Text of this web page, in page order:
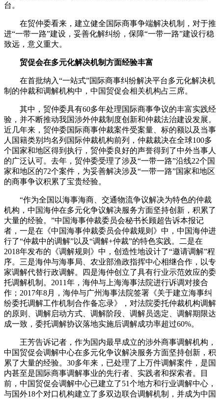
台。
在贸仲委看来，建立健全国际商事争端解决机制，对于推
进“一带一路”建设，妥善化解纠纷，保障“一带一路”建设行稳
致远，意义重大。
贸促会在多元化解决机制方面经验丰富
在首批纳入“一站式”国际商事纠纷解决平台多元化解决机
制的仲裁和调解机构中，中国贸促会相关机构占三席。
其中，贸仲委具有60多年处理国际商事争议的丰富实践经
验，并不断推动我国涉外仲裁制度创新和仲裁法治建设发展。
近几年来，贸仲委国际商事仲裁案件受案量、标的额以及当事
人国籍类别均名列国际仲裁机构前列，仲裁裁决在全球100多
个国家和地区得到执行，贸仲委良好的声誉得到了中外当事人
的广泛认可。去年，贸仲委受理了涉及“一带一路”沿线22个国
家和地区的72个案件，为妥善解决涉及“一带一路”国家和地区
的商事争议积累了宝贵经验。
“作为全国以海事海商、交通物流争议解决为特色的仲裁
机构，中国海仲在多元化争议解决服务方面坚持创新，积累了
大量的经验。”中国海事仲裁委员会秘书长顾超告诉本报记
者，一是在《中国海事仲裁委员会仲裁规则》中，中国海仲进
行了“仲裁中的调解”以及“调解+仲裁”的特色实践。二是在
2018年发布的《调解规则》中，创造性地设计了“邀请调解”程
序。三是海仲与海事局、农业部渔政指挥中心相继合作，以专
家调解代替行政调解。四是海仲创立了具有行业示范效应的委
托调解机制。2011年，海仲与上海海事法院进行诉调对接合
作；2017年8月，海仲与广州海事法院签署《关于建立海事纠
纷委托调解工作机制合作备忘录》，对法院委托仲裁机构调解
的原则、调解启动方式、调解阶段、调解员选定、调解期限达
成一致，委托调解协议落地实施后调解成功率超过60%。
王芳告诉记者，作为国内最早成立的涉外商事调解机构，
中国贸促会调解中心在多元化争议解决服务方面坚持创新，积
累了大量的经验。30多年来，已处理了上万件调解案件，是国
内甚至是国际商事调解事业的先行者、实践者和探索者。目
前，中国贸促会调解中心已建立了51个地方和行业调解中心，
与国外18个对口机构建立了多双边联合调解机制，并成为中国